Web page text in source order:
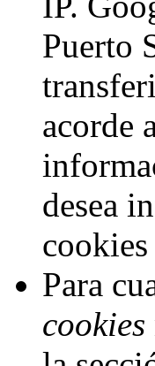
Puerto
acorde
desea
cookies
Para
cookies